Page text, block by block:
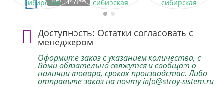
Доступность: Остатки согласовать с
менеджером
Оформите заказ с указанием количества, с
Вами обязательно свяжутся и сообщат о
наличии товара, сроках производства. Либо
отправьте заказ на почту info@stroy-sistem.ru